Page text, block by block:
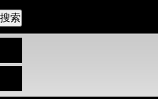
搜索